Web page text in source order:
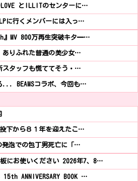
とILLITのセンターに…
に行くメンバーには入っ…
』MV 800万再生突破キタ━…
ありふれた普通の美少女…
スタッフも慌ててそう・…
... BEAMSコラボ、今回も…
下から８１年を迎えたこ…
発泡での包丁男死亡に「…
にお使いください 2026年7、8…
15th ANNIVERSARY BOOK …